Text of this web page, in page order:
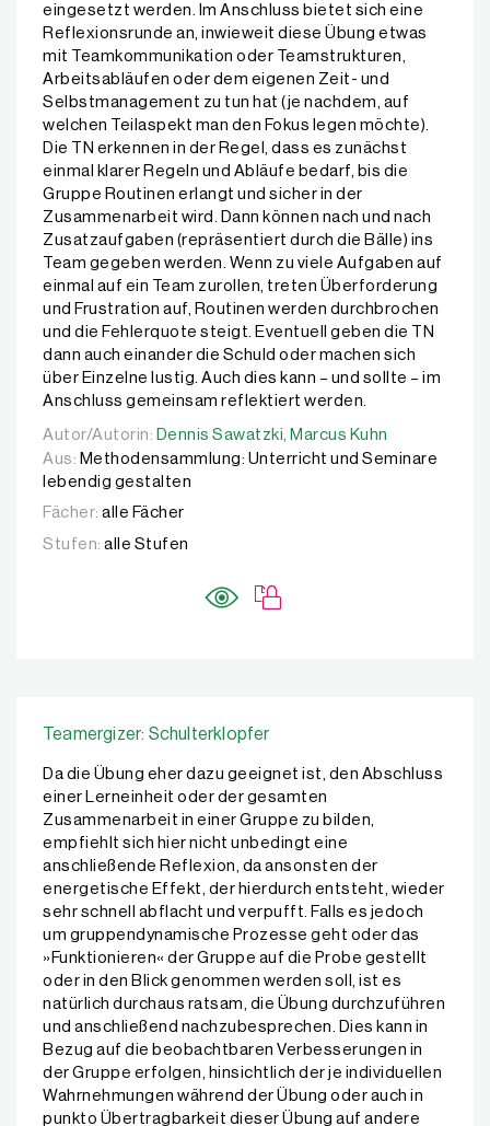
eingesetzt werden. Im Anschluss bietet sich eine
Reflexionsrunde an, inwieweit diese Übung etwas
mit Teamkommunikation oder Teamstrukturen,
Arbeitsabläufen oder dem eigenen Zeit- und
Selbstmanagement zu tun hat (je nachdem, auf
welchen Teilaspekt man den Fokus legen möchte).
Die TN erkennen in der Regel, dass es zunächst
einmal klarer Regeln und Abläufe bedarf, bis die
Gruppe Routinen erlangt und sicher in der
Zusammenarbeit wird. Dann können nach und nach
Zusatzaufgaben (repräsentiert durch die Bälle) ins
Team gegeben werden. Wenn zu viele Aufgaben auf
einmal auf ein Team zurollen, treten Überforderung
und Frustration auf, Routinen werden durchbrochen
und die Fehlerquote steigt. Eventuell geben die TN
dann auch einander die Schuld oder machen sich
über Einzelne lustig. Auch dies kann – und sollte – im
Anschluss gemeinsam reflektiert werden.
Autor/Autorin: Dennis Sawatzki, Marcus Kuhn
Autor/Autorin: Dennis Sawatzki, Marcus Kuhn
Aus: Methodensammlung: Unterricht und Seminare
lebendig gestalten
Fächer: alle Fächer
Stufen: alle Stufen
Teamergizer: Schulterklopfer
Da die Übung eher dazu geeignet ist, den Abschluss
einer Lerneinheit oder der gesamten
Zusammenarbeit in einer Gruppe zu bilden,
empfiehlt sich hier nicht unbedingt eine
anschließende Reflexion, da ansonsten der
energetische Effekt, der hierdurch entsteht, wieder
sehr schnell abflacht und verpufft. Falls es jedoch
um gruppendynamische Prozesse geht oder das
»Funktionieren« der Gruppe auf die Probe gestellt
oder in den Blick genommen werden soll, ist es
natürlich durchaus ratsam, die Übung durchzuführen
und anschließend nachzubesprechen. Dies kann in
Bezug auf die beobachtbaren Verbesserungen in
der Gruppe erfolgen, hinsichtlich der je individuellen
Wahrnehmungen während der Übung oder auch in
punkto Übertragbarkeit dieser Übung auf andere